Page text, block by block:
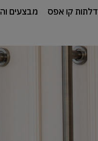
דלתות קו אפס מבצעים